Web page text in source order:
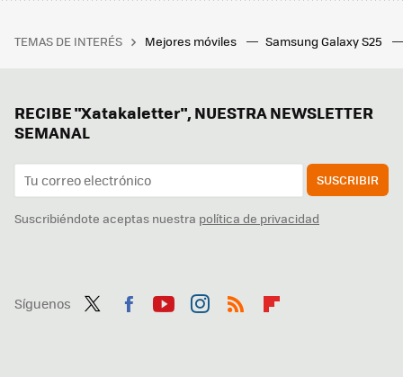
TEMAS DE INTERÉS Mejores móviles Samsung Galaxy S25
RECIBE "Xatakaletter", NUESTRA NEWSLETTER
SEMANAL
SUSCRIBIR
Suscribiéndote aceptas nuestra política de privacidad
Síguenos